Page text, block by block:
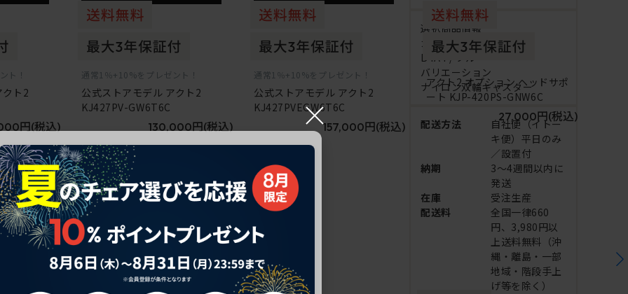
ト！
ト2
円 (税込)
通常1％+10%をプレゼント！
公式ストアモデル アクト2
KJ427PV-GW6T6C
130,000円 (税込)
通常1％+10%をプレゼント！
公式ストアモデル アクト2
KJ427PVEGW6T6C
157,000円 (税込)
アクト2 オプション ヘッドサポ
ート KJP-420PS-GNW6C
27,000円 (税込)
選択商品情報
カラー
B4A4 / ブルー
バリエーション
ナイロン双輪キャスター
配送方法
自社便（イトー
キ便）平日のみ
／設置付
納期
3～4週間以内に
発送
在庫
受注生産
配送料
全国一律660
円、3,980円以
上送料無料（沖
縄・離島・一部
地域・階段手上
げ等を除く）
×